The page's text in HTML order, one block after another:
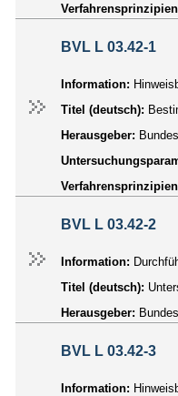
BVL L 03.42-1
Information:
Titel (deutsch):
Herausgeber:
BVL L 03.42-2
Information:
Titel (deutsch):
Herausgeber:
BVL L 03.42-3
Information: